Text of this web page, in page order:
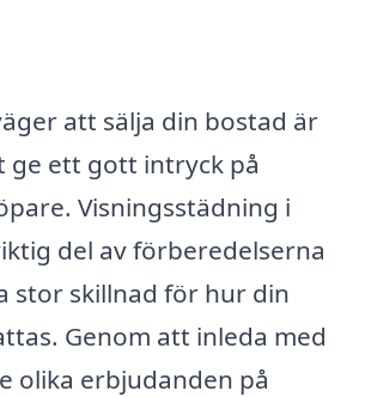
att sälja din bostad är
ge ett gott intryck på
Visningsstädning i
del av förberedelserna
stor skillnad för hur din
Genom att inleda med
olika erbjudanden på